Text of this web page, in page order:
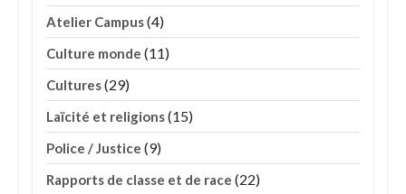
Atelier Campus(4)
Culture monde (11)
Cultures(29)
Laïcité et religions(15)
Police / Justice (9)
Rapports de classe et de race (22)